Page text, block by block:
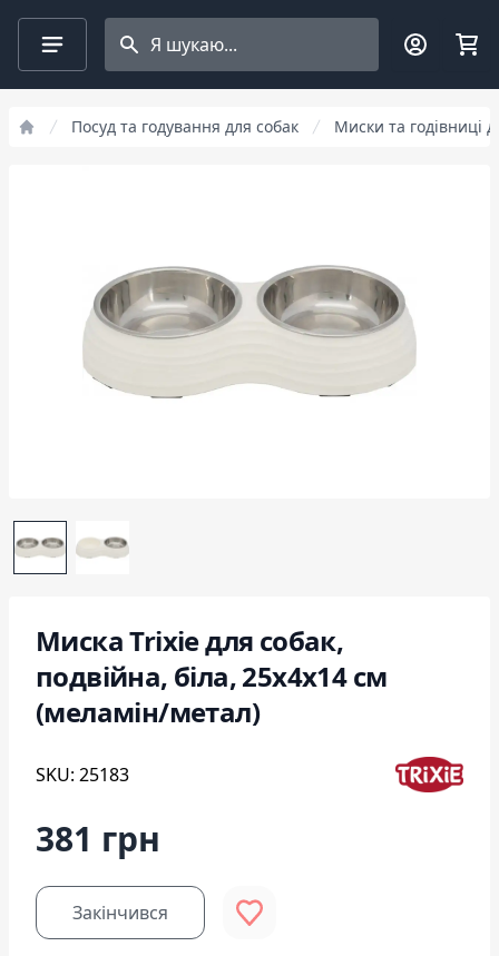
Search projects
Посуд та годування для собак Миски та годівниці
Миска Trixie для собак,
подвійна, біла, 25х4х14 см
(меламін/метал)
SKU: 25183
381 грн
Закінчився